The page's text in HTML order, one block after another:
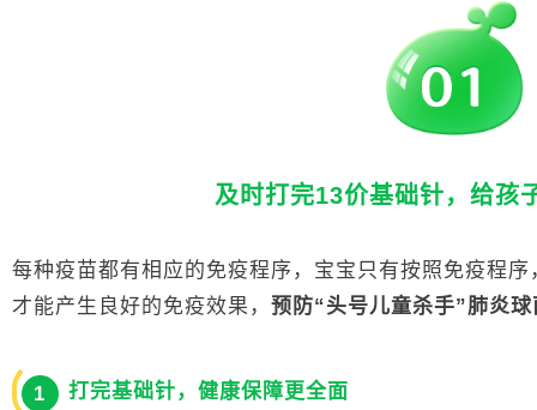
及时打完13价基础针，给孩
每种疫苗都有相应的免疫程序，宝宝只有按照免疫程
才能产生良好的免疫效果， 预防“头号儿童杀手”肺炎
1 打完基础针，健康保障更全面